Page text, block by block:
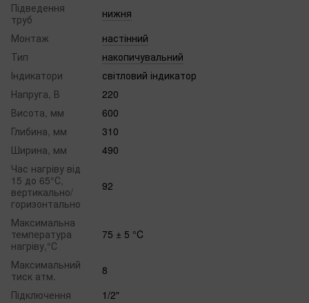
Підведення
труб
нижня
Монтаж
настінний
Тип
накопичувальний
Індикатори
світловий індикатор
Напруга, В
220
Висота, мм
600
Глибина, мм
310
Ширина, мм
490
Час нагріву від
15 до 65°С,
вертикально/
горизонтально
92
Максимальна
температура
нагріву,°С
75 ± 5 °C
Максимальний
тиск атм.
8
Підключення
1/2"